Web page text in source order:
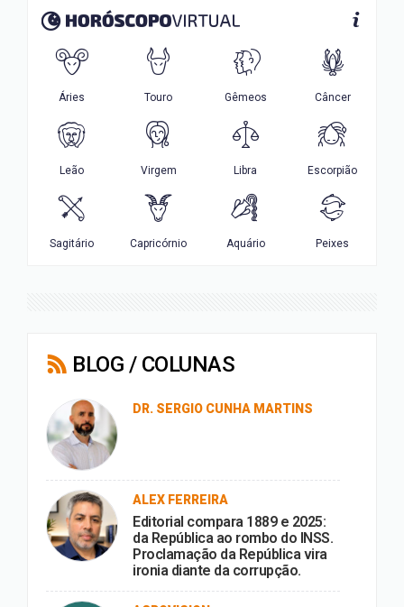
BLOG / COLUNAS
DR. SERGIO CUNHA MARTINS
ALEX FERREIRA
Editorial compara 1889 e 2025:
da República ao rombo do INSS.
Proclamação da República vira
ironia diante da corrupção.